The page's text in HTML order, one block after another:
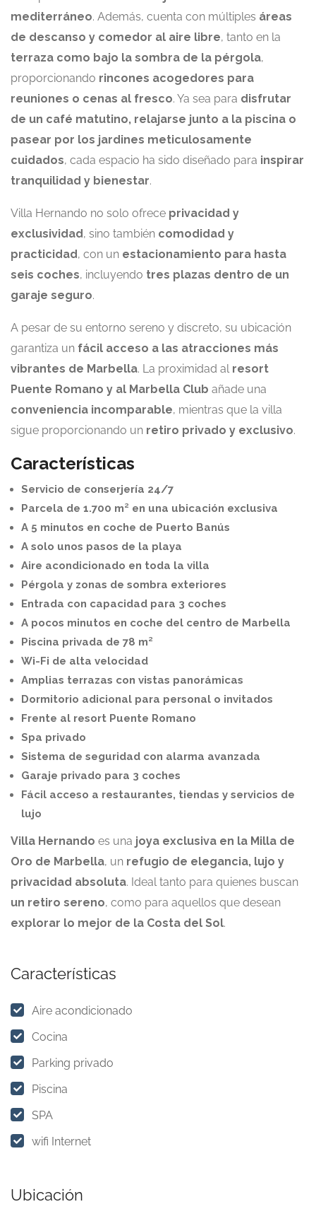
mediterráneo. Además, cuenta con múltiples áreas
de descanso y comedor al aire libre, tanto en la
terraza como bajo la sombra de la pérgola,
proporcionando rincones acogedores para
reuniones o cenas al fresco. Ya sea para disfrutar
de un café matutino, relajarse junto a la piscina o
pasear por los jardines meticulosamente
cuidados, cada espacio ha sido diseñado para inspirar
tranquilidad y bienestar.
Villa Hernando no solo ofrece privacidad y
exclusividad, sino también comodidad y
practicidad, con un estacionamiento para hasta
seis coches, incluyendo tres plazas dentro de un
garaje seguro.
A pesar de su entorno sereno y discreto, su ubicación
garantiza un fácil acceso a las atracciones más
vibrantes de Marbella. La proximidad al resort
Puente Romano y al Marbella Club añade una
conveniencia incomparable, mientras que la villa
sigue proporcionando un retiro privado y exclusivo.
Características
Servicio de conserjería 24/7
Parcela de 1.700 m² en una ubicación exclusiva
A 5 minutos en coche de Puerto Banús
A solo unos pasos de la playa
Aire acondicionado en toda la villa
Pérgola y zonas de sombra exteriores
Entrada con capacidad para 3 coches
A pocos minutos en coche del centro de Marbella
Piscina privada de 78 m²
Wi-Fi de alta velocidad
Amplias terrazas con vistas panorámicas
Dormitorio adicional para personal o invitados
Frente al resort Puente Romano
Spa privado
Sistema de seguridad con alarma avanzada
Garaje privado para 3 coches
Fácil acceso a restaurantes, tiendas y servicios de
lujo
Villa Hernando es una joya exclusiva en la Milla de
Oro de Marbella, un refugio de elegancia, lujo y
privacidad absoluta. Ideal tanto para quienes buscan
un retiro sereno, como para aquellos que desean
explorar lo mejor de la Costa del Sol.
Características
Aire acondicionado
Cocina
Parking privado
Piscina
SPA
wifi Internet
Ubicación